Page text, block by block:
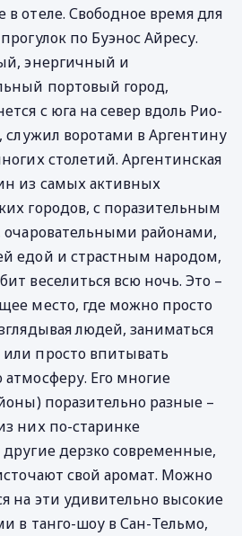
отеле. Свободное время для
по Буэнос Айресу.
энергичный и
портовый город,
с юга на север вдоль Рио-
служил воротами в Аргентину
столетий. Аргентинская
из самых активных
городов, с поразительным
очаровательными районами,
едой и страстным народом,
веселиться всю ночь. Это –
место, где можно просто
людей, заниматься
просто впитывать
Его многие
поразительно разные –
них по-старинке
дерзко современные,
свой аромат. Можно
на эти удивительно высокие
в танго-шоу в Сан-Тельмо,